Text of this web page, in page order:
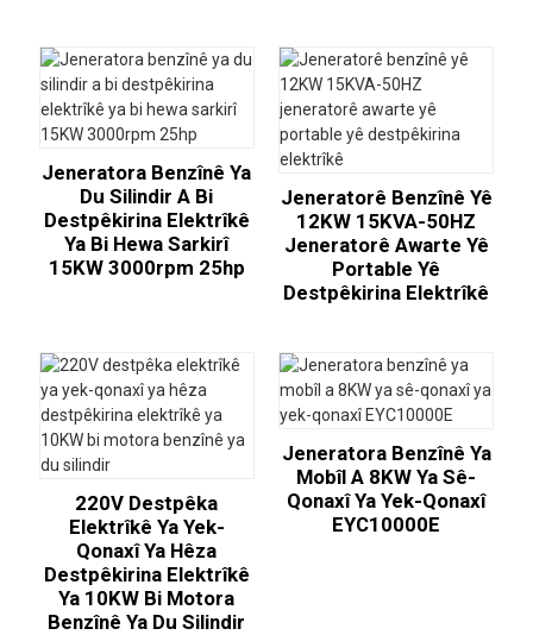
Jeneratora Benzînê Ya
Du Silindir A Bi
Destpêkirina Elektrîkê
Ya Bi Hewa Sarkirî
15KW 3000rpm 25hp
Jeneratorê Benzînê Yê
12KW 15KVA-50HZ
Jeneratorê Awarte Yê
Portable Yê
Destpêkirina Elektrîkê
220V Destpêka
Elektrîkê Ya Yek-
Qonaxî Ya Hêza
Destpêkirina Elektrîkê
Ya 10KW Bi Motora
Benzînê Ya Du Silindir
Jeneratora Benzînê Ya
Mobîl A 8KW Ya Sê-
Qonaxî Ya Yek-Qonaxî
EYC10000E